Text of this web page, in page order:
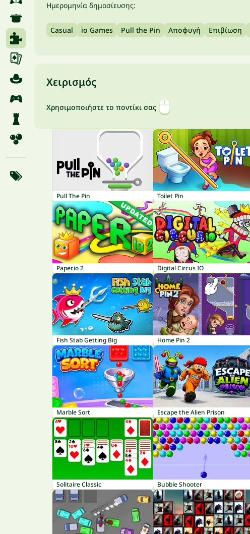
Ημερομηνία δημοσίευσης:
Casual io Games Pull the Pin Αποφυγή Επιβίωση
Χειρισμός
Χρησιμοποιήστε το ποντίκι σας
Pull The Pin Toilet Pin
Paper.io 2 Digital Circus IO
Fish Stab Getting Big Home Pin 2
Marble Sort Escape the Alien Prison
Solitaire Classic Bubble Shooter